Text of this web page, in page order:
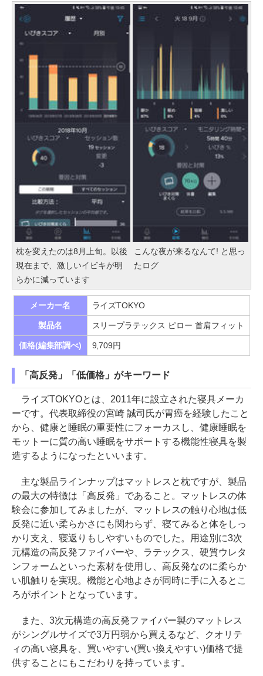
枕を変えたのは8月上旬。以後
現在まで、激しいイビキが明
らかに減っています
こんな夜が来るなんて! と思っ
たログ
メーカー名 ライズTOKYO
製品名 スリープラテックス ピロー 首肩フィット
価格(編集部調べ) 9,709円
「高反発」「低価格」がキーワード
ライズTOKYOとは、2011年に設立された寝具メーカ
ーです。代表取締役の宮崎 誠司氏が胃癌を経験したこと
から、健康と睡眠の重要性にフォーカスし、健康睡眠を
モットーに質の高い睡眠をサポートする機能性寝具を製
造するようになったといいます。
主な製品ラインナップはマットレスと枕ですが、製品
の最大の特徴は「高反発」であること。マットレスの体
験会に参加してみましたが、マットレスの触り心地は低
反発に近い柔らかさにも関わらず、寝てみると体をしっ
かり支え、寝返りもしやすいものでした。用途別に3次
元構造の高反発ファイバーや、ラテックス、硬質ウレタ
ンフォームといった素材を使用し、高反発なのに柔らか
い肌触りを実現。機能と心地よさが同時に手に入るとこ
ろがポイントとなっています。
また、3次元構造の高反発ファイバー製のマットレス
がシングルサイズで3万円弱から買えるなど、クオリテ
ィの高い寝具を、買いやすい(買い換えやすい)価格で提
供することにもこだわりを持っています。